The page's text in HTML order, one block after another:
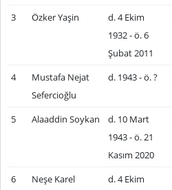
3 Özker Yaşin
d. 4 Ekim
1932 - ö. 6
Şubat 2011
4
Mustafa Nejat
Sefercioğlu
d. 1943 - ö. ?
5 Alaaddin Soykan
d. 10 Mart
1943 - ö. 21
Kasım 2020
6 Neşe Karel
d. 4 Ekim